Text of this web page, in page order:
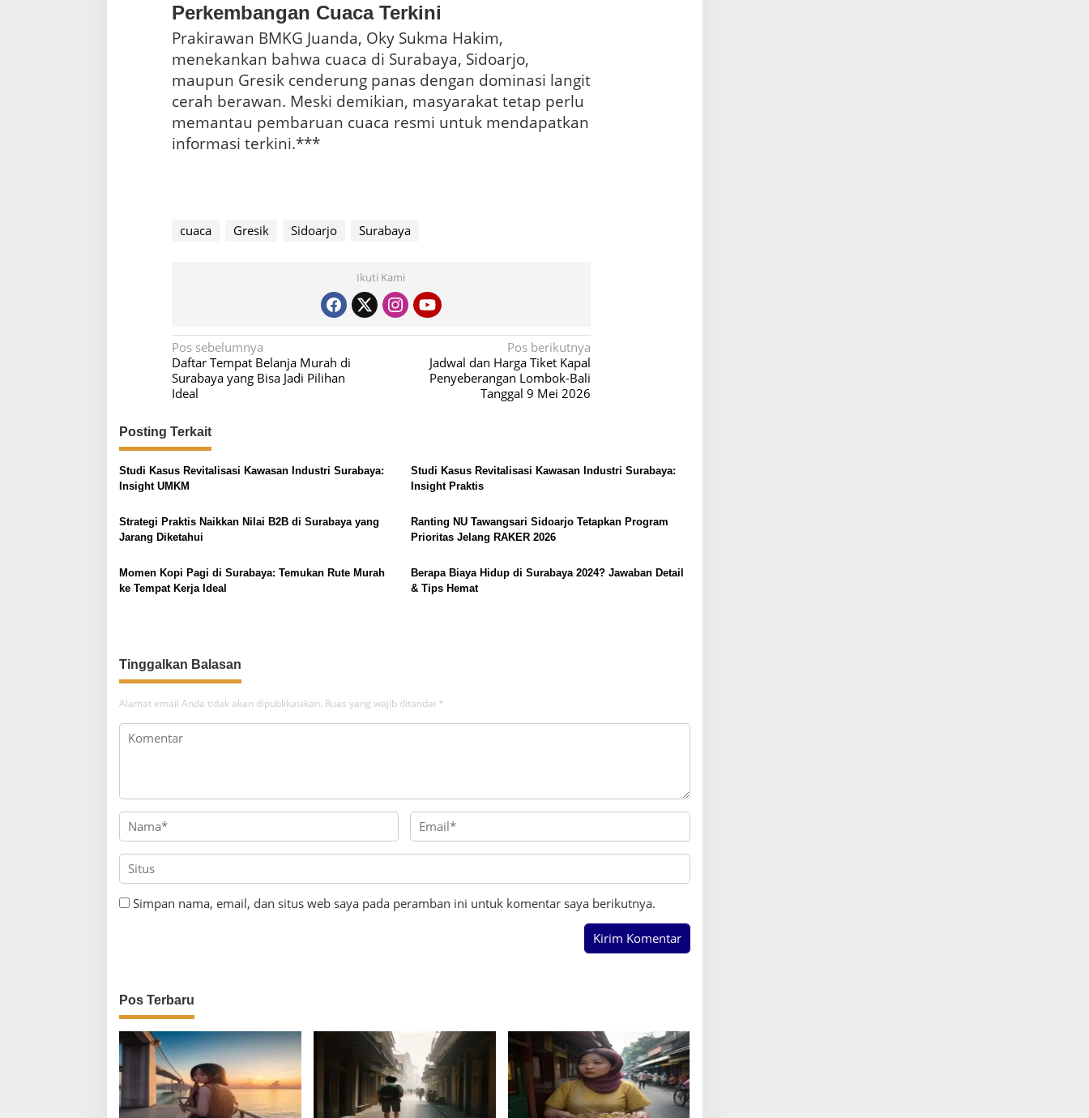
Perkembangan Cuaca Terkini
Prakirawan BMKG Juanda, Oky Sukma Hakim,
menekankan bahwa cuaca di Surabaya, Sidoarjo,
maupun Gresik cenderung panas dengan dominasi langit
cerah berawan. Meski demikian, masyarakat tetap perlu
memantau pembaruan cuaca resmi untuk mendapatkan
informasi terkini.***
cuaca Gresik Sidoarjo Surabaya
Ikuti Kami
N
a
v
g
s
p
o
s
Pos sebelumnya
Daftar Tempat Belanja Murah di
Surabaya yang Bisa Jadi Pilihan
Ideal
Pos berikutnya
Jadwal dan Harga Tiket Kapal
Penyeberangan Lombok-Bali
Tanggal 9 Mei 2026
Posting Terkait
Studi Kasus Revitalisasi Kawasan Industri Surabaya:
Insight UMKM
Studi Kasus Revitalisasi Kawasan Industri Surabaya:
Insight Praktis
Strategi Praktis Naikkan Nilai B2B di Surabaya yang
Jarang Diketahui
Ranting NU Tawangsari Sidoarjo Tetapkan Program
Prioritas Jelang RAKER 2026
Momen Kopi Pagi di Surabaya: Temukan Rute Murah
ke Tempat Kerja Ideal
Berapa Biaya Hidup di Surabaya 2024? Jawaban Detail
& Tips Hemat
Tinggalkan Balasan
Alamat email Anda tidak akan dipublikasikan. Ruas yang wajib ditandai *
Simpan nama, email, dan situs web saya pada peramban ini untuk komentar saya berikutnya.
Pos Terbaru